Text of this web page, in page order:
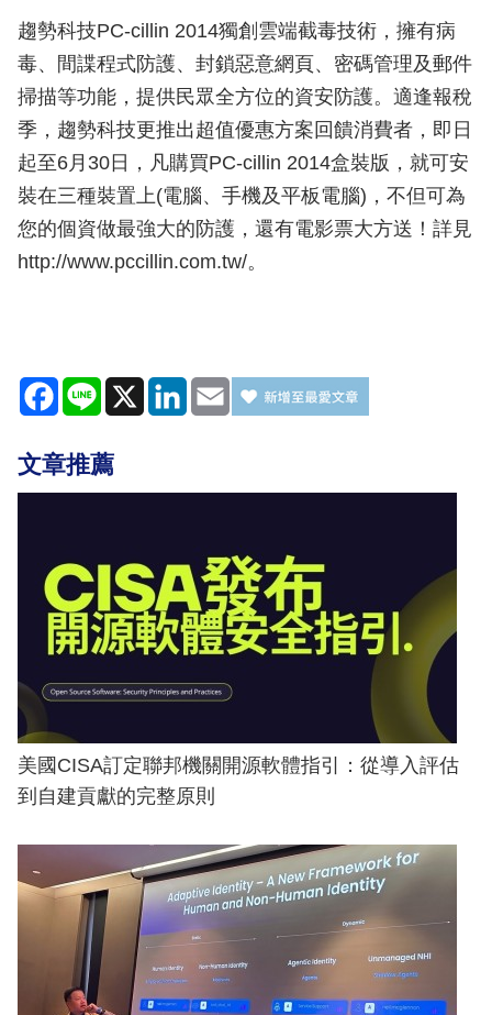
趨勢科技PC-cillin 2014獨創雲端截毒技術，擁有病
毒、間諜程式防護、封鎖惡意網頁、密碼管理及郵件
掃描等功能，提供民眾全方位的資安防護。適逢報稅
季，趨勢科技更推出超值優惠方案回饋消費者，即日
起至6月30日，凡購買PC-cillin 2014盒裝版，就可安
裝在三種裝置上(電腦、手機及平板電腦)，不但可為
您的個資做最強大的防護，還有電影票大方送！詳見
http://www.pccillin.com.tw/。
Facebook
Line X LinkedIn
Email
文章推薦
美國CISA訂定聯邦機關開源軟體指引：從導入評估
到自建貢獻的完整原則